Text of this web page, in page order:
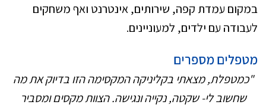
במקום עמדת קפה, שירותים, אינטרנט ואף משחקים
לעבודה עם ילדים, למעוניינים.
מטפלים מספרים
"כמטפלת, מצאתי בקליניקה המקסימה הזו בדיוק את מה
שחשוב לי- שקטה, נקייה ונגישה. הצוות מקסים ומסביר